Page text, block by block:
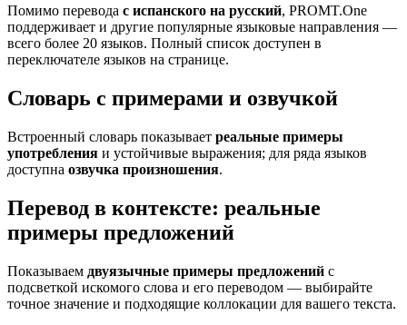
Помимо перевода с испанского на русский, PROMT.One
поддерживает и другие популярные языковые направления —
всего более 20 языков. Полный список доступен в
переключателе языков на странице.
Словарь с примерами и озвучкой
Встроенный словарь показывает реальные примеры
употребления и устойчивые выражения; для ряда языков
доступна озвучка произношения.
Перевод в контексте: реальные
примеры предложений
Показываем двуязычные примеры предложений с
подсветкой искомого слова и его переводом — выбирайте
точное значение и подходящие коллокации для вашего текста.